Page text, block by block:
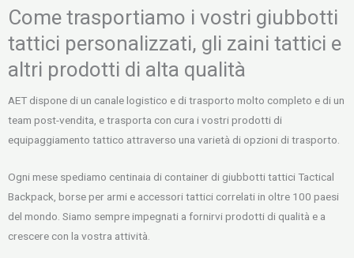
Come trasportiamo i vostri giubbotti
tattici personalizzati, gli zaini tattici e
altri prodotti di alta qualità
AET dispone di un canale logistico e di trasporto molto completo e di un
team post-vendita, e trasporta con cura i vostri prodotti di
equipaggiamento tattico attraverso una varietà di opzioni di trasporto.
Ogni mese spediamo centinaia di container di giubbotti tattici Tactical
Backpack, borse per armi e accessori tattici correlati in oltre 100 paesi
del mondo. Siamo sempre impegnati a fornirvi prodotti di qualità e a
crescere con la vostra attività.